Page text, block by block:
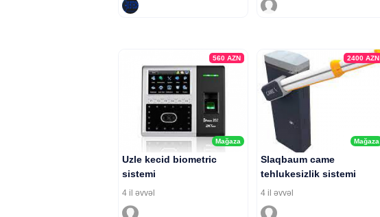
Mağaza
560 AZN
Uzle kecid biometric
sistemi
4 il əvvəl
Mağaza
2400 AZN
Slaqbaum came
tehlukesizlik sistemi
4 il əvvəl